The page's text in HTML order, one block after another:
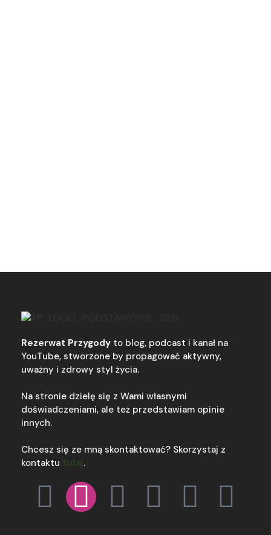
Rezerwat Przygody to blog, podcast i kanał na
YouTube, stworzone by propagować aktywny,
uważny i zdrowy styl życia.
Na stronie dzielę się z Wami własnymi
doświadczeniami, ale też przedstawiam opinie
innych.
Chcesz się ze mną skontaktować? Skorzystaj z
kontaktu tutaj.